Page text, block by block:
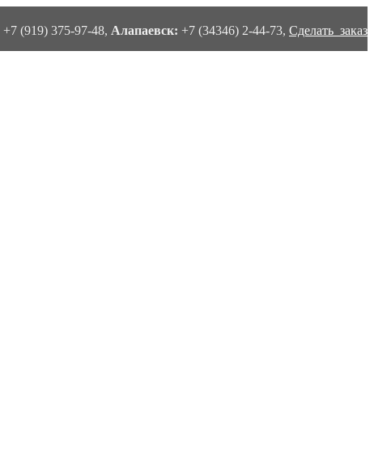
+7 (919) 375-97-48, Алапаевск: +7 (34346) 2-44-73, Сделать заказ